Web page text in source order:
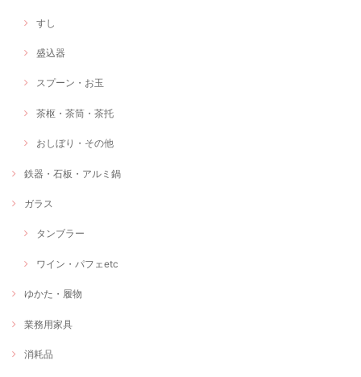
すし
盛込器
スプーン・お玉
茶枢・茶筒・茶托
おしぼり・その他
鉄器・石板・アルミ鍋
ガラス
タンブラー
ワイン・パフェetc
ゆかた・履物
業務用家具
消耗品